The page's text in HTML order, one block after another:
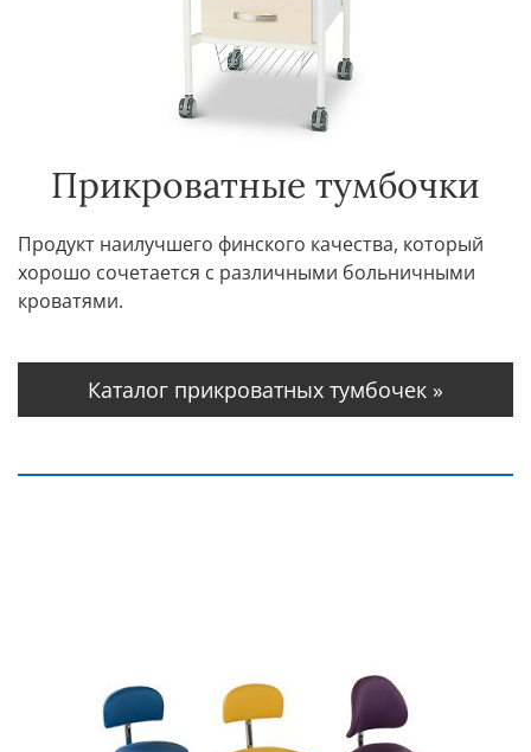
Прикроватные тумбочки
Продукт наилучшего финского качества, который
хорошо сочетается с различными больничными
кроватями.
Каталог прикроватных тумбочек »